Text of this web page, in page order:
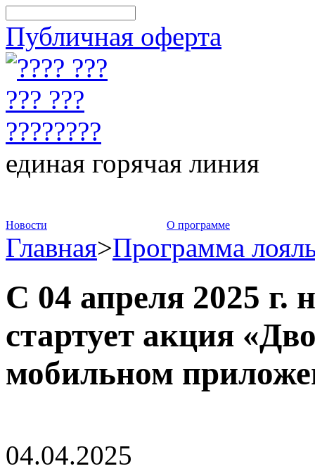
Публичная оферта
единая горячая линия
Новости О программе
Главная>Программа
С 04 апреля 2025
стартует акция
мобильном
04.04.2025